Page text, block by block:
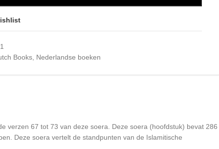
Books Nederlandse boeken
verzen 67 tot 73 van deze soera. Deze soera (hoofdstuk) bevat 286
Deze soera vertelt de standpunten van de Islamitische